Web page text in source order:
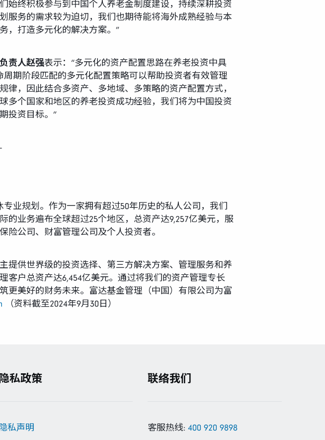
始终积极参与到中国个人养老金制度建设，持续深耕投资
服务的需求较为迫切，我们也期待能将海外成熟经验与本
，打造多元化的解决方案。”
责人赵强表示：“多元化的资产配置思路在养老投资中具
期阶段匹配的多元化配置策略可以帮助投资者有效管理
，因此结合多资产、多地域、多策略的资产配置方式，
多个国家和地区的养老投资成功经验，我们将为中国投资
投资目标。”
业规划。作为一家拥有超过50年历史的私人公司，我们
业务遍布全球超过25个地区，总资产达9,257亿美元，服
公司、财富管理公司及个人投资者。
提供世界级的投资选择、第三方解决方案、管理服务和养
户总资产达6,454亿美元。通过将我们的资产管理专长
更美好的财务未来。富达基金管理（中国）有限公司为富
（资料截至2024年9月30日）
隐私政策
隐私声明
联络我们
客服热线: 400 920 9898